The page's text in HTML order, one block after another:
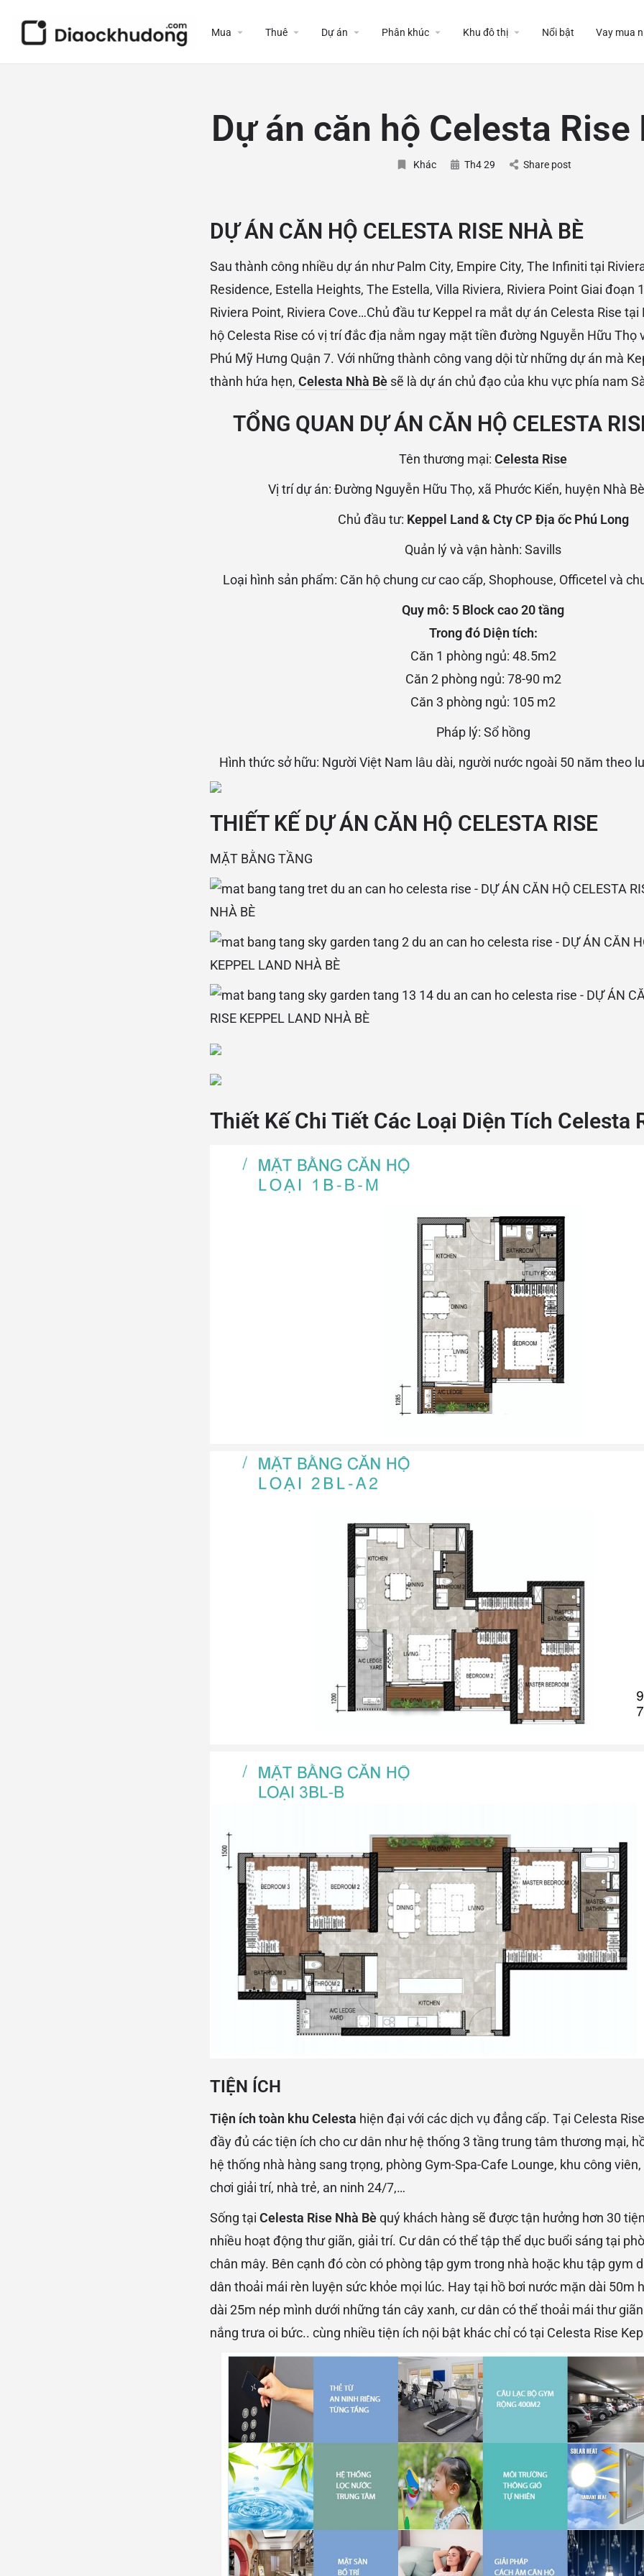
Mua Thuê Dự án Phân khúc Khu đô thị Nổi bật Vay mua
Dự án căn hộ Celesta Rise
Khác Th4 29 Share post
DỰ ÁN CĂN HỘ CELESTA RISE NHÀ BÈ
Sau thành công nhiều dự án như Palm City, Empire City, The Infiniti tại
Residence, Estella Heights, The Estella, Villa Riviera, Riviera Point Giai đoạn
Riviera Point, Riviera Cove…Chủ đầu tư Keppel ra mắt dự án Celesta Rise tại
hộ Celesta Rise có vị trí đắc địa nằm ngay mặt tiền đường Nguyễn Hữu Thọ
Phú Mỹ Hưng Quận 7. Với những thành công vang dội từ những dự án mà
thành hứa hẹn, Celesta Nhà Bè sẽ là dự án chủ đạo của khu vực phía nam
TỔNG QUAN DỰ ÁN CĂN HỘ CELESTA
Tên thương mại: Celesta Rise
Vị trí dự án: Đường Nguyễn Hữu Thọ, xã Phước Kiển, huyện Nhà
Chủ đầu tư: Keppel Land & Cty CP Địa ốc Phú Long
Quản lý và vận hành: Savills
Loại hình sản phẩm: Căn hộ chung cư cao cấp, Shophouse, Officetel và
Quy mô: 5 Block cao 20 tầng
Trong đó Diện tích:
Căn 1 phòng ngủ: 48.5m2
Căn 2 phòng ngủ: 78-90 m2
Căn 3 phòng ngủ: 105 m2
Pháp lý: Sổ hồng
Hình thức sở hữu: Người Việt Nam lâu dài, người nước ngoài 50 năm theo
THIẾT KẾ DỰ ÁN CĂN HỘ CELESTA RISE
MẶT BẰNG TẦNG
Thiết Kế Chi Tiết Các Loại Diện Tích Celesta
TIỆN ÍCH
Tiện ích toàn khu Celesta hiện đại với các dịch vụ đẳng cấp. Tại Celesta
đầy đủ các tiện ích cho cư dân như hệ thống 3 tầng trung tâm thương mại,
hệ thống nhà hàng sang trọng, phòng Gym-Spa-Cafe Lounge, khu công
chơi giải trí, nhà trẻ, an ninh 24/7,…
Sống tại Celesta Rise Nhà Bèquý khách hàng sẽ được tận hưởng hơn 30
nhiều hoạt động thư giãn, giải trí. Cư dân có thể tập thể dục buổi sáng tại
chân mây. Bên cạnh đó còn có phòng tập gym trong nhà hoặc khu tập gym
dân thoải mái rèn luyện sức khỏe mọi lúc. Hay tại hồ bơi nước mặn dài 50m
dài 25m nép mình dưới những tán cây xanh, cư dân có thể thoải mái thư
nắng trưa oi bức.. cùng nhiều tiện ích nội bật khác chỉ có tại Celesta Rise